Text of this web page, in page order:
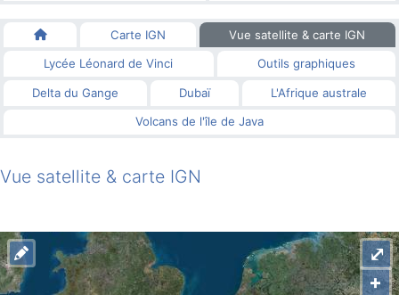
Carte IGN Vue satellite & carte IGN
Lycée Léonard de Vinci Outils graphiques
Delta du Gange Dubaï L'Afrique australe
Volcans de l'île de Java
Vue satellite & carte IGN
+
⤢